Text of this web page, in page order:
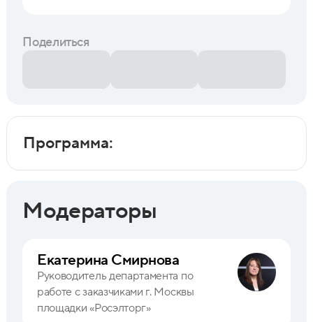
Поделиться
Программа:
Модераторы
Екатерина Смирнова
Руководитель департамента по
работе с заказчиками г. Москвы
площадки «Росэлторг»